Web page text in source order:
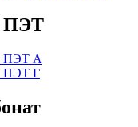
ПЭТ
ПЭТ А
ПЭТ Г